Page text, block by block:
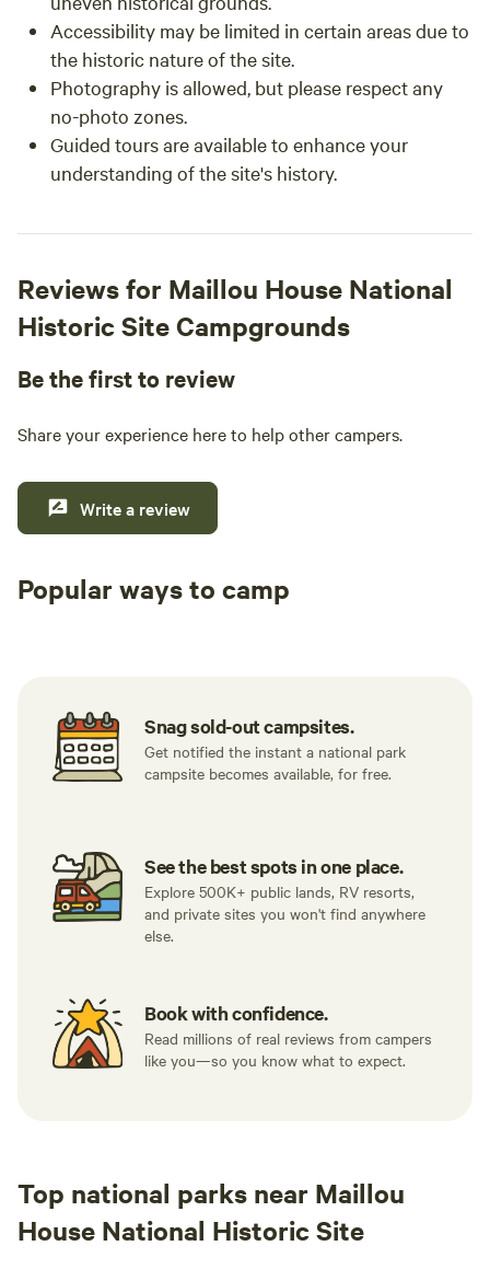
Accessibility may be limited in certain areas due to
the historic nature of the site.
Photography is allowed, but please respect any
no-photo zones.
Guided tours are available to enhance your
understanding of the site's history.
Reviews for Maillou House National
Historic Site Campgrounds
Be the first to review
Share your experience here to help other campers.
Write a review
Popular ways to camp
Snag sold-out campsites.
Get notified the instant a national park
campsite becomes available, for free.
See the best spots in one place.
Explore 500K+ public lands, RV resorts,
and private sites you won't find anywhere
else.
Book with confidence.
Read millions of real reviews from campers
like you—so you know what to expect.
Top national parks near Maillou
House National Historic Site